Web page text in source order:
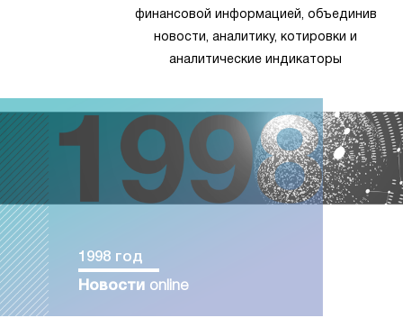
финансовой информацией, объединив
новости, аналитику, котировки и
аналитические индикаторы
1998 год
Новости online